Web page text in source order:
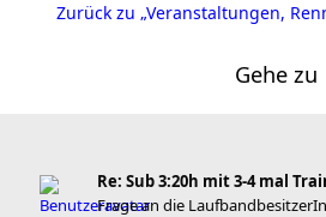
Zurück zu „Veranstaltungen,
Gehe zu
Frage an die